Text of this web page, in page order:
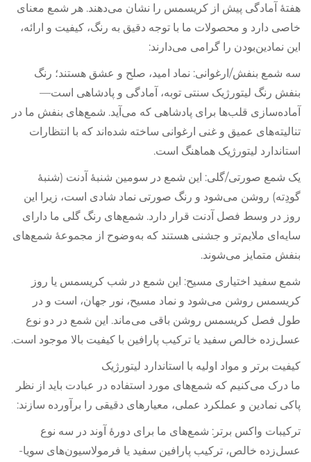
هفتهٔ آمادگی پیش از کریسمس را نشان می‌دهند. هر شمع معنای
خاصی دارد و محصولات ما با توجه دقیق به رنگ، کیفیت و ارائه،
این نمادین‌بودن را گرامی می‌دارند:
سه شمع بنفش/ارغوانی: نماد امید، صلح و عشق هستند؛ رنگ
بنفش رنگ لیتورژیک سنتی توبه، آمادگی و پادشاهی است—
آماده‌سازی قلب‌ها برای پادشاهی که می‌آید. شمع‌های بنفش ما در
تنالیته‌های عمیق و غنی ارغوانی ساخته شده‌اند که با انتظارات
استاندارد لیتورژیک هماهنگ است.
یک شمع صورتی/گلی: این شمع در سومین شنبهٔ آدنت (شنبهٔ
گودِته) روشن می‌شود و رنگ صورتی نماد شادی است، زیرا این
روز در وسط فصل آدنت قرار دارد. شمع‌های رنگ گلی ما دارای
سایه‌ای ملایم‌تر و جشنی هستند که به‌وضوح از مجموعهٔ شمع‌های
بنفش متمایز می‌شوند.
شمع سفید اختیاری مسیح: این شمع در شب کریسمس یا روز
کریسمس روشن می‌شود و نماد مسیح، نور جهان، است و در
طول فصل کریسمس روشن باقی می‌ماند. این شمع در دو نوع
عسل‌زده خالص سفید یا ترکیب پارافین با کیفیت بالا موجود است.
کیفیت برتر و مواد اولیه با استاندارد لیتورژیک
ما درک می‌کنیم که شمع‌های مورد استفاده در عبادت باید از نظر
پاکی نمادین و عملکرد عملی، معیارهای دقیقی را برآورده سازند:
ترکیبات واکس برتر: شمع‌های ما برای دورهٔ آوند در سه نوع
عسل‌زده خالص، ترکیب پارافین سفید یا فرمولاسیون‌های سویا-